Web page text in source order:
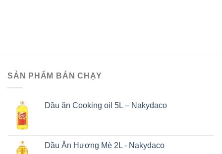
SẢN PHẨM BÁN CHẠY
Dầu ăn Cooking oil 5L – Nakydaco
Dầu Ăn Hương Mè 2L - Nakydaco